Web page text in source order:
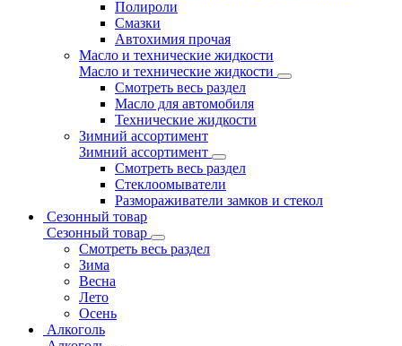
Полироли
Смазки
Автохимия прочая
Масло и технические жидкости
Масло и технические жидкости
Смотреть весь раздел
Масло для автомобиля
Технические жидкости
Зимний ассортимент
Зимний ассортимент
Смотреть весь раздел
Стеклоомыватели
Размораживатели замков и стекол
Сезонный товар
Сезонный товар
Смотреть весь раздел
Зима
Весна
Лето
Осень
Алкоголь